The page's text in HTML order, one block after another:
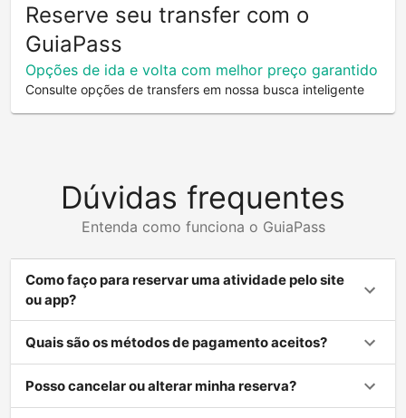
Reserve seu transfer com o
GuiaPass
Opções de ida e volta com melhor preço garantido
Consulte opções de transfers em nossa busca inteligente
Dúvidas frequentes
Entenda como funciona o GuiaPass
Como faço para reservar uma atividade pelo site
ou app?
Quais são os métodos de pagamento aceitos?
Posso cancelar ou alterar minha reserva?